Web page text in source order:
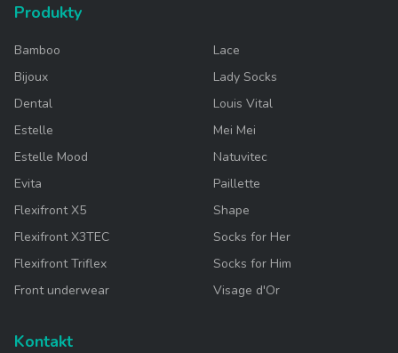
Produkty
Bamboo
Bijoux
Dental
Estelle
Estelle Mood
Evita
Flexifront X5
Flexifront X3TEC
Flexifront Triflex
Front underwear
Lace
Lady Socks
Louis Vital
Mei Mei
Natuvitec
Paillette
Shape
Socks for Her
Socks for Him
Visage d'Or
Kontakt